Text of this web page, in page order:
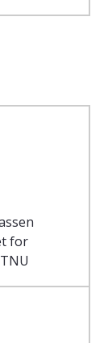
for